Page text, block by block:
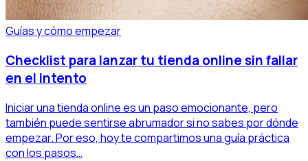
Guías y cómo empezar
Checklist para lanzar tu tienda online sin fallar
en el intento
Iniciar una tienda online es un paso emocionante, pero
también puede sentirse abrumador si no sabes por dónde
empezar. Por eso, hoy te compartimos una guía práctica
con los pasos…